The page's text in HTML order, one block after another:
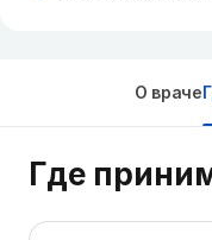
О враче
Где